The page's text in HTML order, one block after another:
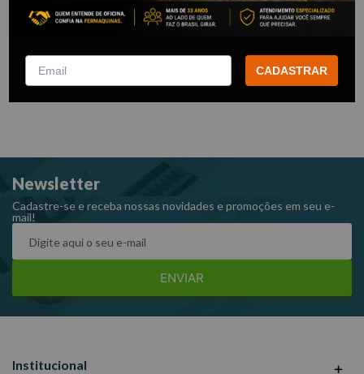
Verifique os termos digitados.
Tente utilizar uma única palavra.
desejado.
Newsletter
Cadastre-se e receba nossas novidades e promoções em seu e-
mail!
ENVIAR
Institucional
CADASTRAR